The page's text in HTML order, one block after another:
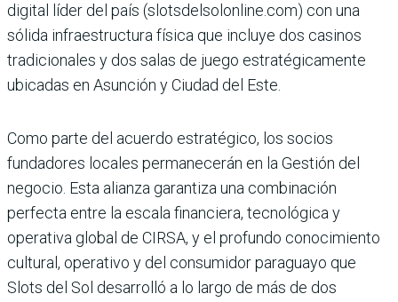
digital líder del país (slotsdelsolonline.com) con una
sólida infraestructura física que incluye dos casinos
tradicionales y dos salas de juego estratégicamente
ubicadas en Asunción y Ciudad del Este.
Como parte del acuerdo estratégico, los socios
fundadores locales permanecerán en la Gestión del
negocio. Esta alianza garantiza una combinación
perfecta entre la escala financiera, tecnológica y
operativa global de CIRSA, y el profundo conocimiento
cultural, operativo y del consumidor paraguayo que
Slots del Sol desarrolló a lo largo de más de dos